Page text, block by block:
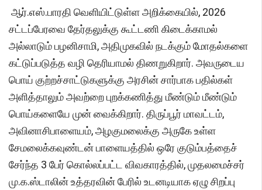
ஆர்.எஸ்.பாரதி வெளியிட்டுள்ள அறிக்கையில், 2026
சட்டப்பேரவை தேர்தலுக்கு கூட்டணி கிடைக்காமல்
அல்லாடும் பழனிசாமி, அதிமுகவில் நடக்கும் மோதல்களை
கட்டுப்படுத்த வழி தெரியாமல் திணறுகிறார். அவருடைய
பொய் குற்றச்சாட்டுகளுக்கு அரசின் சார்பாக பதில்கள்
அளித்தாலும் அவற்றை புறக்கணித்து மீண்டும் மீண்டும்
பொய்களையே முன் வைக்கிறார். திருப்பூர் மாவட்டம்,
அவினாசிபாளையம், அழகுமலைக்கு அருகே உள்ள
சேமலைக்கவுண்டன் பாளையத்தில் ஒரே குடும்பத்தைச்
சேர்ந்த 3 பேர் கொல்லப்பட்ட விவகாரத்தில், முதலமைச்சர்
மு.க.ஸ்டாலின் உத்தரவின் பேரில் உடனடியாக ஏழு சிறப்பு